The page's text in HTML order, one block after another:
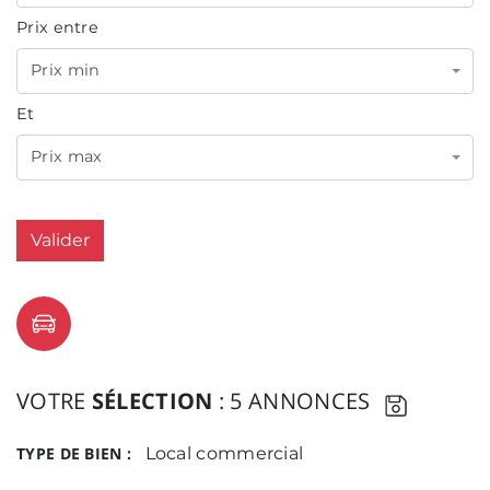
Prix entre
Prix min
Et
Prix max
Valider
VOTRE SÉLECTION : 5 ANNONCES
TYPE DE BIEN : Local commercial